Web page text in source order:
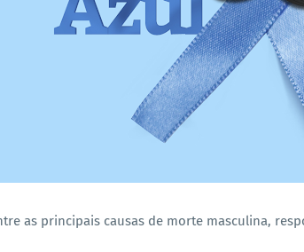
as principais causas de morte masculina,